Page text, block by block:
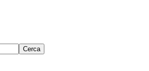
Cerca